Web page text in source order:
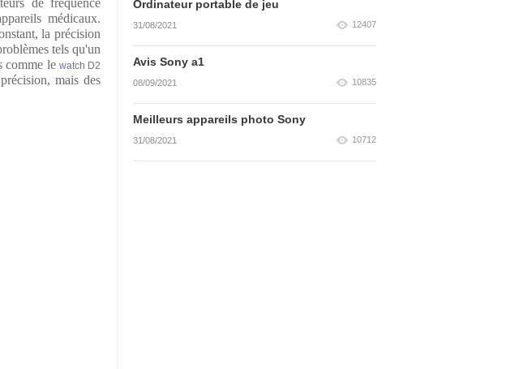
de fréquence
médicaux.
la précision
tels qu'un
comme le watch D2
mais des
Ordinateur portable de jeu
31/08/2021 12407
Avis Sony a1
08/09/2021 10835
Meilleurs appareils photo Sony
31/08/2021 10712